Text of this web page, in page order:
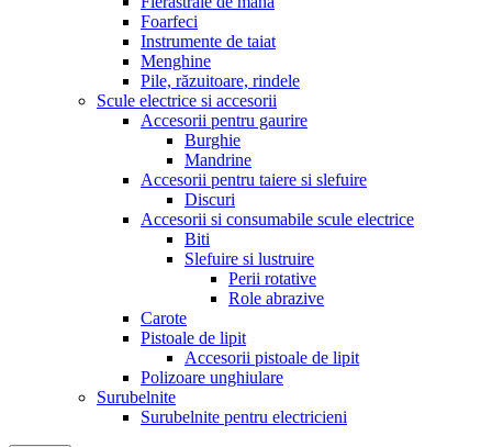
Foarfeci
Instrumente de taiat
Menghine
Pile, răzuitoare, rindele
Scule electrice si accesorii
Accesorii pentru gaurire
Burghie
Mandrine
Accesorii pentru taiere si slefuire
Discuri
Accesorii si consumabile scule electrice
Biti
Slefuire si lustruire
Perii rotative
Role abrazive
Carote
Pistoale de lipit
Accesorii pistoale de lipit
Polizoare unghiulare
Surubelnite
Surubelnite pentru electricieni